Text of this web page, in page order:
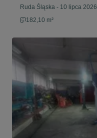
Ruda Śląska - 10 lipca 2026
182,10 m²